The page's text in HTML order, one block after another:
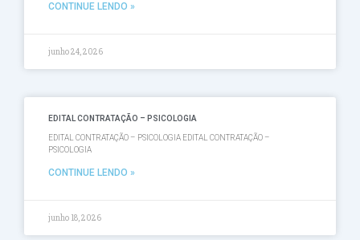
CONTINUE LENDO »
junho 24, 2026
EDITAL CONTRATAÇÃO – PSICOLOGIA
EDITAL CONTRATAÇÃO – PSICOLOGIA EDITAL CONTRATAÇÃO –
PSICOLOGIA
CONTINUE LENDO »
junho 18, 2026